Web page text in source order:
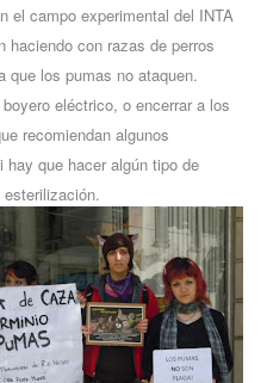
el campo experimental del INTA
haciendo con razas de perros
que los pumas no ataquen.
eléctrico, o encerrar a los
recomiendan algunos
que hacer algún tipo de